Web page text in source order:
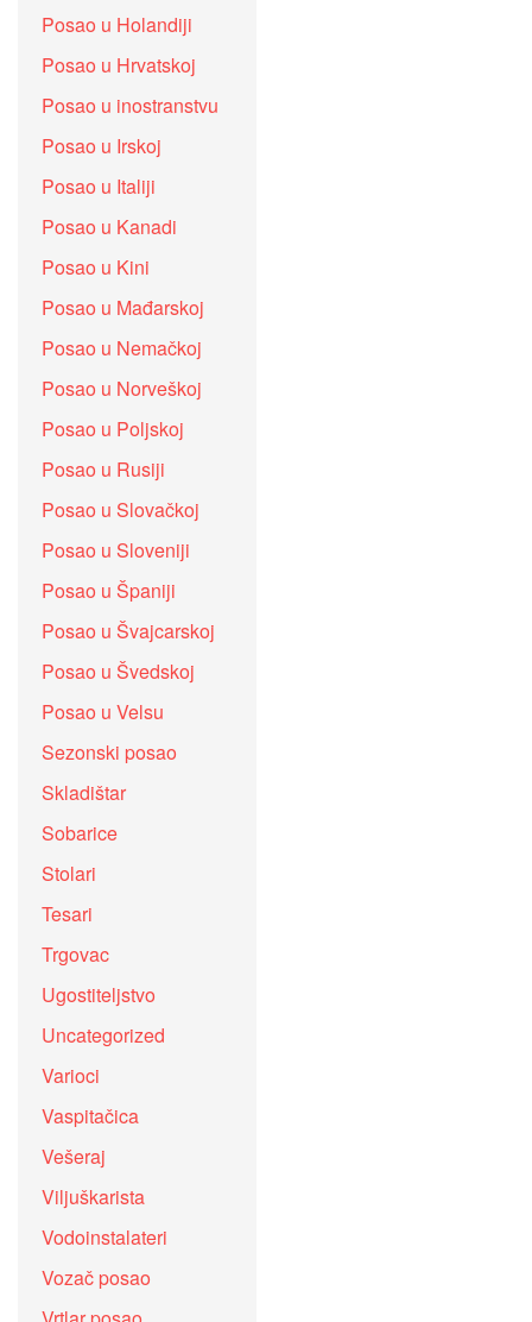
Posao u Holandiji
Posao u Hrvatskoj
Posao u inostranstvu
Posao u Irskoj
Posao u Italiji
Posao u Kanadi
Posao u Kini
Posao u Mađarskoj
Posao u Nemačkoj
Posao u Norveškoj
Posao u Poljskoj
Posao u Rusiji
Posao u Slovačkoj
Posao u Sloveniji
Posao u Španiji
Posao u Švajcarskoj
Posao u Švedskoj
Posao u Velsu
Sezonski posao
Skladištar
Sobarice
Stolari
Tesari
Trgovac
Ugostiteljstvo
Uncategorized
Varioci
Vaspitačica
Vešeraj
Viljuškarista
Vodoinstalateri
Vozač posao